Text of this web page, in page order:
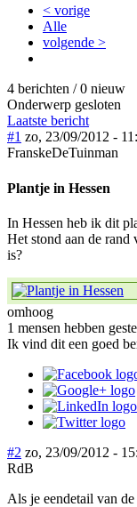
< vorige
Alle
volgende >
4 berichten / 0 nieuw
Onderwerp gesloten
Laatste bericht
#1 zo, 23/09/2012 -
FranskeDeTuinman
Plantje in Hessen
In Hessen heb ik dit
Het stond aan de
is?
omhoog
1 mensen hebben
Ik vind dit een goed
#2 zo, 23/09/2012 -
RdB
Als je eendetail van